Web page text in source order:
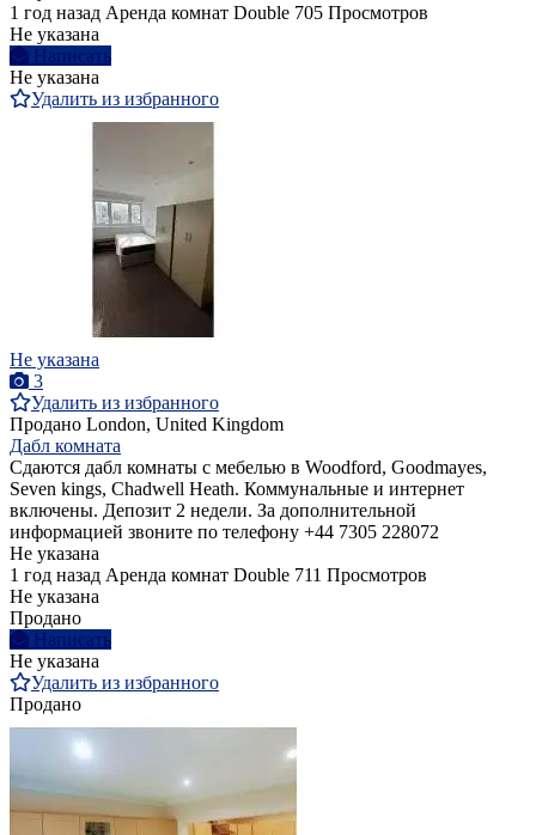
1 год назад Аренда комнат Double 705 Просмотров
Не указана
Написать
Не указана
Удалить из избранного
Не указана
3
Удалить из избранного
Продано London, United Kingdom
Дабл комната
Сдаются дабл комнаты с мебелью в Woodford, Goodmayes,
Seven kings, Chadwell Heath. Коммунальные и интернет
включены. Депозит 2 недели. За дополнительной
информацией звоните по телефону +44 7305 228072
Не указана
1 год назад Аренда комнат Double 711 Просмотров
Не указана
Продано
Написать
Не указана
Удалить из избранного
Продано